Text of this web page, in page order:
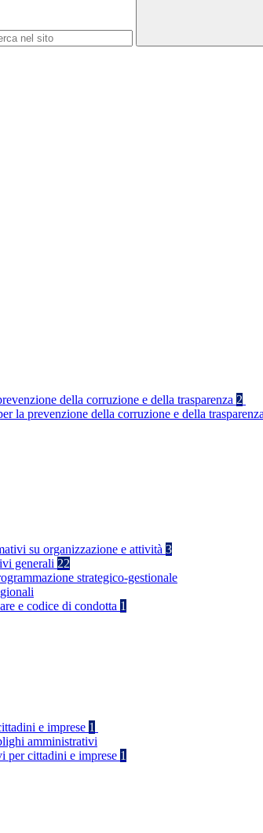
della corruzione e della trasparenza 2
la prevenzione della corruzione e della
su organizzazione e attività 3
generali 22
strategico-gestionale
e codice di condotta 1
e imprese 1
amministrativi
per cittadini e imprese 1